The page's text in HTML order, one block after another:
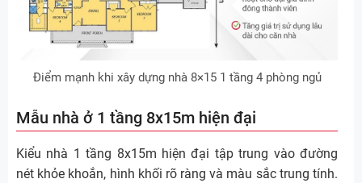
Điểm mạnh khi xây dựng nhà 8×15 1 tầng 4 phòng ngủ
Mẫu nhà ở 1 tầng 8x15m hiện đại
Kiểu nhà 1 tầng 8x15m hiện đại tập trung vào đường
nét khỏe khoắn, hình khối rõ ràng và màu sắc trung tính.